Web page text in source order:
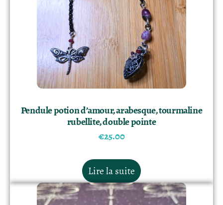
Pendule potion d’amour, arabesque, tourmaline
rubellite, double pointe
€25.00
Lire la suite